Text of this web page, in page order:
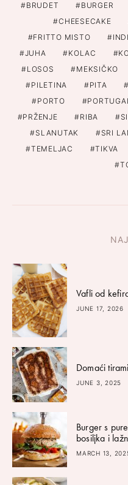
BRUDET
BURGER
CHEESECAKE
FRITTO MISTO
JUHA
KOLAC
LOSOS
MEKSIČKO
PILETINA
PITA
PORTO
PRŽENJE
RIBA
SLANUTAK
SRI
TEMELJAC
TIKVA
Vafli od
JUNE 17, 2026
Domaći
JUNE 3, 2025
Burger s
bosiljka i
MARCH 13,